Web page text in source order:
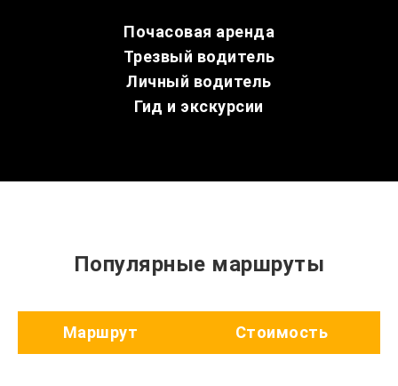
Почасовая аренда
Трезвый водитель
Личный водитель
Гид и экскурсии
Популярные маршруты
Маршрут Стоимость